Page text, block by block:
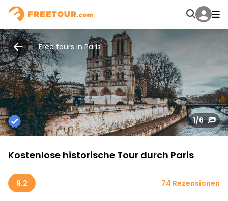
Free tours in Paris
1/6
Kostenlose historische Tour durch Paris
9.2 74 Rezensionen